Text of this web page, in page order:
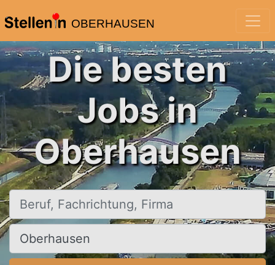
OBERHAUSEN
Die besten
Jobs in
Oberhausen
Beruf, Fachrichtung, Firma
Ort, Stadt